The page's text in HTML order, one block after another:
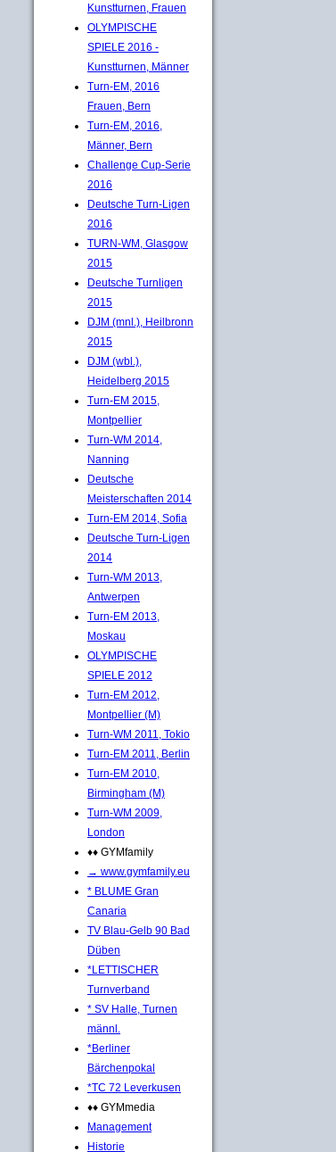
Kunstturnen, Frauen
OLYMPISCHE
SPIELE 2016 -
Kunstturnen, Männer
Turn-EM, 2016
Frauen, Bern
Turn-EM, 2016,
Männer, Bern
Challenge Cup-Serie
2016
Deutsche Turn-Ligen
2016
TURN-WM, Glasgow
2015
Deutsche Turnligen
2015
DJM (mnl.), Heilbronn
2015
DJM (wbl.),
Heidelberg 2015
Turn-EM 2015,
Montpellier
Turn-WM 2014,
Nanning
Deutsche
Meisterschaften 2014
Turn-EM 2014, Sofia
Deutsche Turn-Ligen
2014
Turn-WM 2013,
Antwerpen
Turn-EM 2013,
Moskau
OLYMPISCHE
SPIELE 2012
Turn-EM 2012,
Montpellier (M)
Turn-WM 2011, Tokio
Turn-EM 2011, Berlin
Turn-EM 2010,
Birmingham (M)
Turn-WM 2009,
London
♦♦ GYMfamily
→ www.gymfamily.eu
* BLUME Gran
Canaria
TV Blau-Gelb 90 Bad
Düben
*LETTISCHER
Turnverband
* SV Halle, Turnen
männl.
*Berliner
Bärchenpokal
*TC 72 Leverkusen
♦♦ GYMmedia
Management
Historie